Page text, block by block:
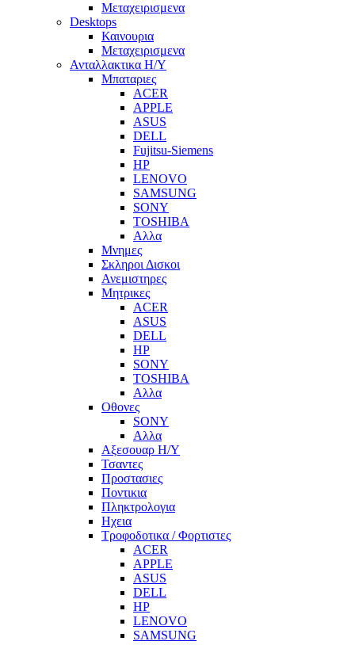
Μεταχειρισμενα
Desktops
Καινουρια
Μεταχειρισμενα
Ανταλλακτικα H/Y
Μπαταριες
ACER
APPLE
ASUS
DELL
Fujitsu-Siemens
HP
LENOVO
SAMSUNG
SONY
TOSHIBA
Αλλα
Μνημες
Σκληροι Δισκοι
Ανεμιστηρες
Μητρικες
ACER
ASUS
DELL
HP
SONY
TOSHIBA
Αλλα
Οθονες
SONY
Αλλα
Αξεσουαρ Η/Υ
Τσαντες
Προστασιες
Ποντικια
Πληκτρολογια
Ηχεια
Τροφοδοτικα / Φορτιστες
ACER
APPLE
ASUS
DELL
HP
LENOVO
SAMSUNG